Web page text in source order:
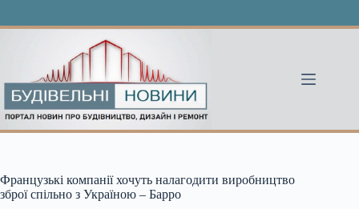
Французькі компанії хочуть налагодити виробництво
зброї спільно з Україною – Барро